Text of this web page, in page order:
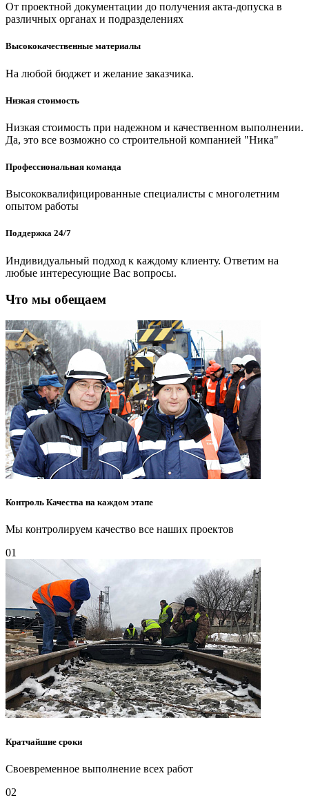
От проектной документации до получения акта-допуска в
различных органах и подразделениях
Высококачественные материалы
На любой бюджет и желание заказчика.
Низкая стоимость
Низкая стоимость при надежном и качественном выполнении.
Да, это все возможно со строительной компанией "Ника"
Профессиональная команда
Высококвалифицированные специалисты с многолетним
опытом работы
Поддержка 24/7
Индивидуальный подход к каждому клиенту. Ответим на
любые интересующие Вас вопросы.
Что мы обещаем
Контроль Качества на каждом этапе
Мы контролируем качество все наших проектов
01
Кратчайшие сроки
Своевременное выполнение всех работ
02